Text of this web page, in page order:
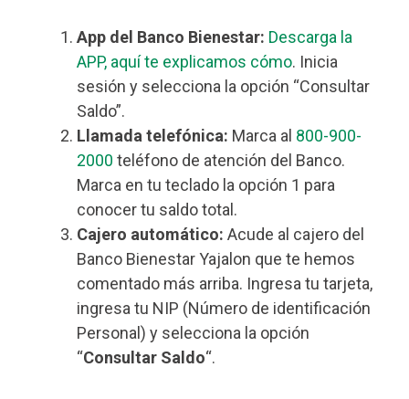
App del Banco Bienestar: Descarga la
APP, aquí te explicamos cómo. Inicia
sesión y selecciona la opción “Consultar
Saldo”.
Llamada telefónica: Marca al 800-900-
2000 teléfono de atención del Banco.
Marca en tu teclado la opción 1 para
conocer tu saldo total.
Cajero automático: Acude al cajero del
Banco Bienestar Yajalon que te hemos
comentado más arriba. Ingresa tu tarjeta,
ingresa tu NIP (Número de identificación
Personal) y selecciona la opción
“Consultar Saldo“.